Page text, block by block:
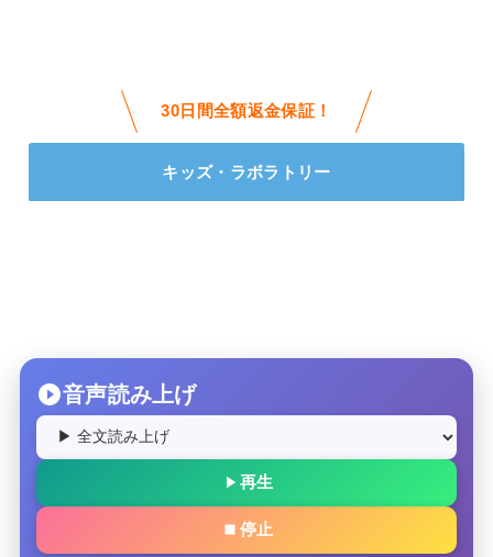
30日間全額返金保証！
キッズ・ラボラトリー
音声読み上げ
再生
停止